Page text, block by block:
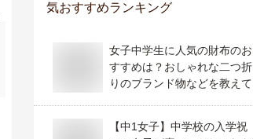
気おすすめランキング
女子中学生に人気の財布のお
すすめは？おしゃれな二つ折
りのブランド物などを教えて
【中1女子】中学校の入学祝